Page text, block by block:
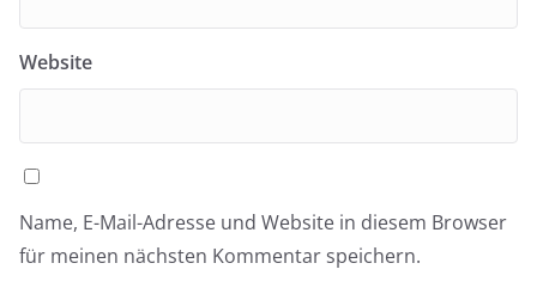
Website
Name, E-Mail-Adresse und Website in diesem Browser
für meinen nächsten Kommentar speichern.